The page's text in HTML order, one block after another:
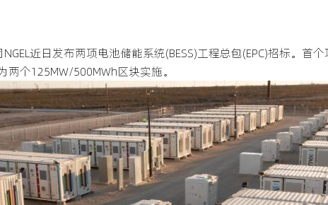
近日发布两项电池储能系统(BESS)工程总包(EPC)招标。首
个125MW/500MWh区块实施。